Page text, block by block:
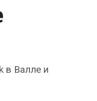
в Валле и